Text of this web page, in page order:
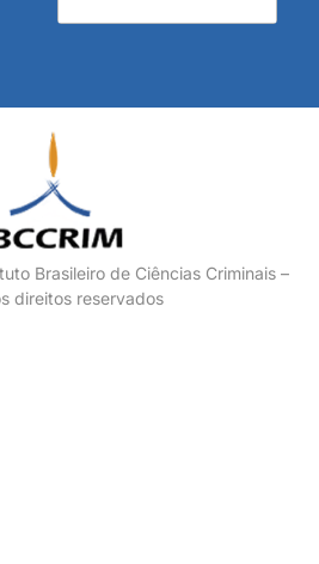
Brasileiro de Ciências Criminais –
direitos reservados